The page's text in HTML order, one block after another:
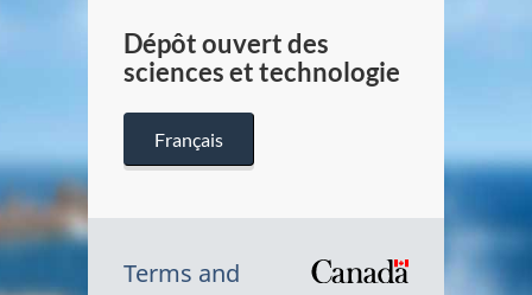
Dépôt ouvert des
sciences et technologie
Français
Terms and